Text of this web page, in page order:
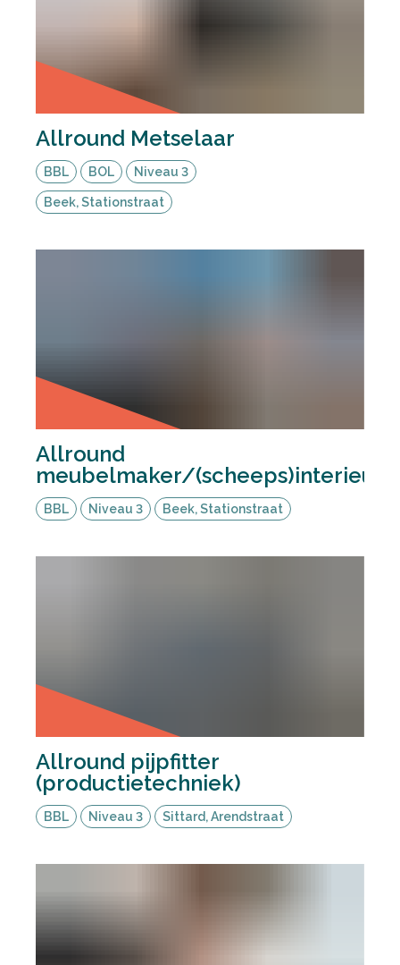
Allround Metselaar
BBL BOL Niveau 3
Beek, Stationstraat
Allround
meubelmaker/
BBL Niveau 3 Beek, Stationstraat
Allround pijpfitter
(productietechniek)
BBL Niveau 3 Sittard, Arendstraat